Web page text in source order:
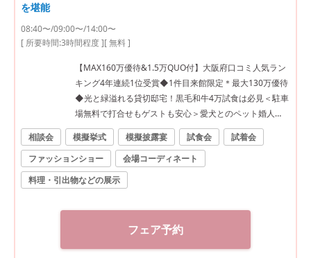
を堪能
08:40〜/09:00〜/14:00〜
[ 所要時間:3時間程度][ 無料 ]
【MAX160万優待&1.5万QUO付】大阪府口コミ人気ラン
キング4年連続1位受賞◆1件目来館限定＊最大130万優待
◆光と緑溢れる貸切邸宅！黒毛和牛4万試食は必見＜駐車
場無料で打合せもゲストも安心＞愛犬とのペット婚人
気！
相談会 模擬挙式 模擬披露宴 試食会
試着会
ファッションショー
会場コーディネート
料理・引出物などの展示
フェア予約